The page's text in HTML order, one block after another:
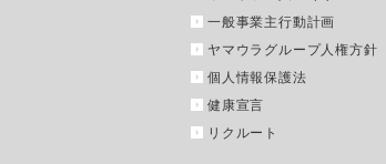
一般事業主行動計画
ヤマウラグループ人権方針
個人情報保護法
健康宣言
リクルート